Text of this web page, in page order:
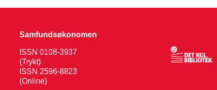
Samfundsøkonomen
ISSN 0108-3937
(Trykt)
ISSN 2596-8823
(Online)